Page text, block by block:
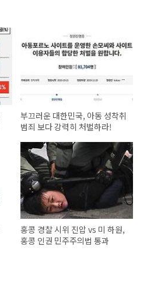
부끄러운 대한민국, 아동 성착취
범죄 보다 강력히 처벌하라!
홍콩 경찰 시위 진압 vs 미 하원,
홍콩 인권 민주주의법 통과